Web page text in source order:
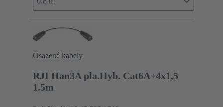
Osazené kabely
RJI Han3A pla.Hyb. Cat6A+4x1,5
1.5m